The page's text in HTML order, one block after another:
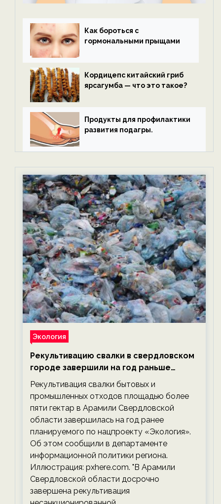
Как бороться с
гормональными прыщами
Кордицепс китайский гриб
ярсагумба — что это такое?
Продукты для профилактики
развития подагры.
Экология
Рекультивацию свалки в свердловском
городе завершили на год раньше
планируемого срока — новости
экологии на ECOportal
Рекультивация свалки бытовых и
промышленных отходов площадью более
пяти гектар в Арамили Свердловской
области завершилась на год ранее
планируемого по нацпроекту «Экология».
Об этом сообщили в департаменте
информационной политики региона.
Иллюстрация: pxhere.com. "В Арамили
Свердловской области досрочно
завершена рекультивация